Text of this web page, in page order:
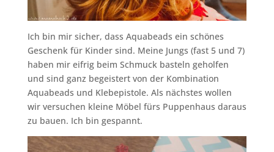
Ich bin mir sicher, dass Aquabeads ein schönes
Geschenk für Kinder sind. Meine Jungs (fast 5 und 7)
haben mir eifrig beim Schmuck basteln geholfen
und sind ganz begeistert von der Kombination
Aquabeads und Klebepistole. Als nächstes wollen
wir versuchen kleine Möbel fürs Puppenhaus daraus
zu bauen. Ich bin gespannt.